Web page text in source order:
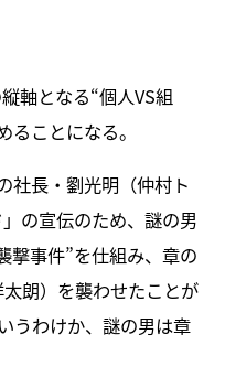
軸となる“個人VS組
ことになる。
社長・劉光明（仲村ト
の宣伝のため、謎の男
撃事件”を仕組み、章の
朗）を襲わせたことが
うわけか、謎の男は章